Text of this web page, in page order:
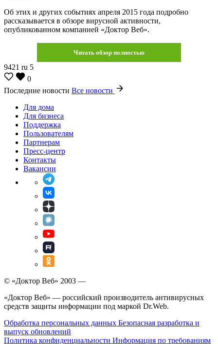
Об этих и других событиях апреля 2015 года подробно
рассказывается в обзоре вирусной активности,
опубликованном компанией «Доктор Веб».
Читать обзор полностью
9421 ru 5
0
Последние новости Все новости
Для дома
Для бизнеса
Поддержка
Пользователям
Партнерам
Пресс-центр
Контакты
Вакансии
© «Доктор Веб» 2003 —
«Доктор Веб» — российский производитель антивирусных
средств защиты информации под маркой Dr.Web.
Обработка персональных данных Безопасная разработка и
выпуск обновлений
Политика конфиденциальности Информация по требованиям